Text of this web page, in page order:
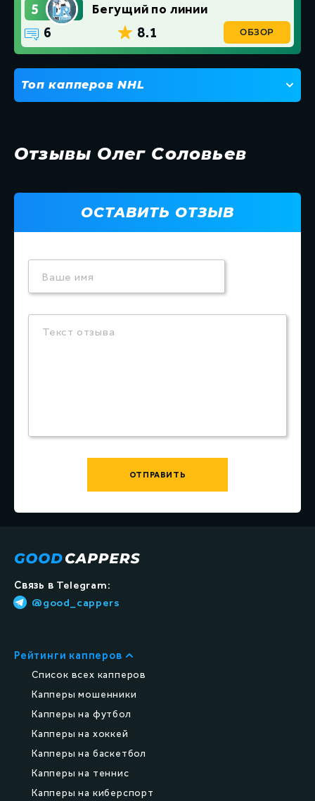
Отзывы Олег Соловьев
ОСТАВИТЬ ОТЗЫВ
Ваше имя
Текст отзыва
ОТПРАВИТЬ
5 Бегущий по линии
8.1
6 ОБЗОР
Топ капперов NHL
2 Сливаем Випы
Связь в Telegram:
@good_cappers
Рейтинги капперов
Список всех капперов
Капперы мошенники
Капперы на футбол
Капперы на хоккей
Капперы на баскетбол
Капперы на теннис
Капперы на киберспорт